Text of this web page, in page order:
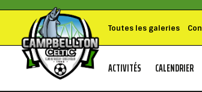
Toutes les galeries
ACTIVITÉS CALENDRIER